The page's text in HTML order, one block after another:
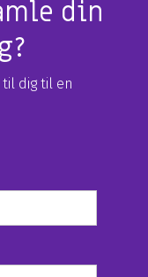
din
dig til en